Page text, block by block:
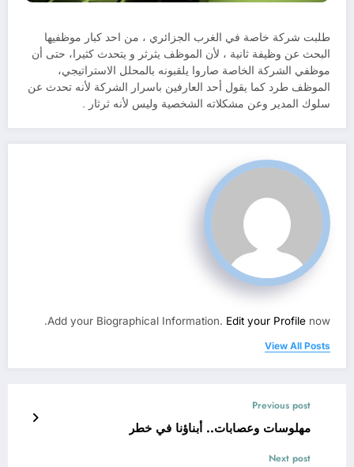
طلبت شركة خاصة في الغرب الجزائري ، من احد كبار موظفيها
البحث عن وظيفة ثانية ، لأن الموظف يثرثر و يتحدث كثيرا، حتى أن
موظفي الشركة الخاصة صاروا يلقبونه بالمحلل الاستراتيجي،
الموظف طرد كما يقول أحد العارفين باسرار الشركة لأنه تحدث عن
سلوك المدير وعن مشكلاته الشخصية وليس لأنه ثرثار .
Add your Biographical Information. Edit your Profile now.
View All Posts
Previous post
مهلوسات وعصابات.. أبناؤنا في خطر
Next post